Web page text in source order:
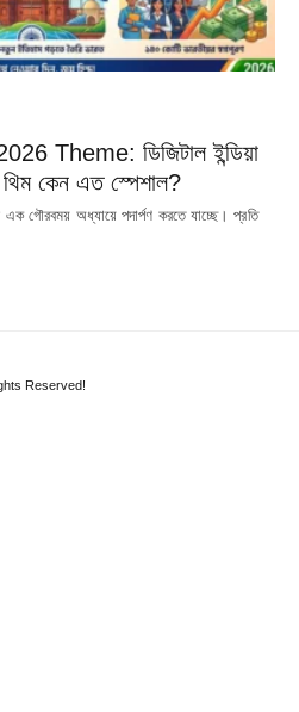
Theme: ডিজিটাল ইন্ডিয়া
থিম কেন এত স্পেশাল?
গৌরবময় অধ্যায়ে পদার্পণ করতে যাচ্ছে। প্রতি
Reserved!